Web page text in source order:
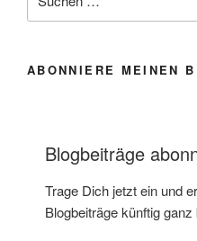
nach:
ABONNIERE MEINEN
Blogbeiträge
Trage Dich jetzt ein und
Blogbeiträge künftig